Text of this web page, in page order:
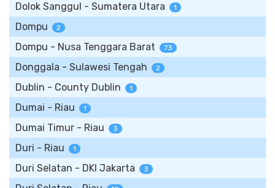
Dolok Sanggul - Sumatera Utara 1
Dompu 2
Dompu - Nusa Tenggara Barat 73
Donggala - Sulawesi Tengah 2
Dublin - County Dublin 1
Dumai - Riau 1
Dumai Timur - Riau 3
Duri - Riau 1
Duri Selatan - DKI Jakarta 3